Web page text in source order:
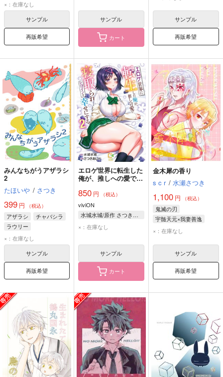
×：在庫なし
サンプル
再販希望
サンプル
カート
サンプル
再販希望
みんなちがうアザラシ
2
たほいや / さつき
399 円 （税込）
アザラシ
チャバシラ
ラウリー
×：在庫なし
サンプル
再販希望
エロゲ世界に転生した
俺が、推しへの愛で寝
にする。 2
850 円 （税込）
viviON
水城水城/原作 さつきあしゃ/作画
×：在庫なし
サンプル
カート
金木犀の香り
s c r / 水瀬さつき
1,100円 （税込）
鬼滅の刃
宇髄天元×我妻善逸
我妻善逸
×：在庫なし
サンプル
再販希望